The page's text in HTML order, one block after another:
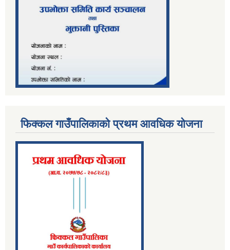
फिक्कल गाउँपालिकाको प्रथम आवधिक योजना